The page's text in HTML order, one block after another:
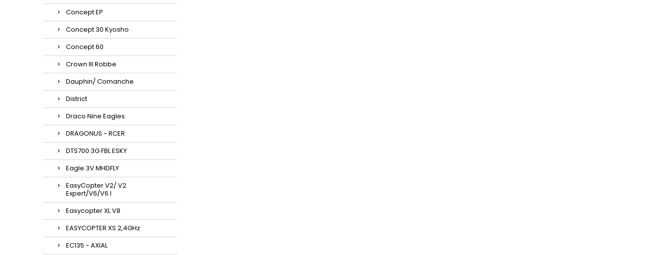
Concept EP
Concept 30 Kyosho
Concept 60
Crown III Robbe
Dauphin/ Comanche
District
Draco Nine Eagles
DRAGONUS - RCER
DTS700 3G FBL ESKY
Eagle 3V MHDFLY
EasyCopter V2/ V2
Expert/V6/V6 l
Easycopter XL V8
EASYCOPTER XS 2,4GHz
EC135 - AXIAL